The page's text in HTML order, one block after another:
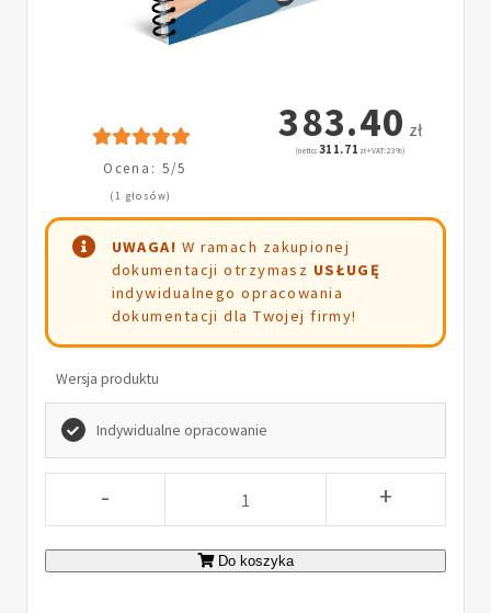
Ocena: 5/5
(1 głosów)
383.40 zł
(netto:311.71 zł + VAT: 23%)
UWAGA! W ramach zakupionej
dokumentacji otrzymasz USŁUGĘ
indywidualnego opracowania
dokumentacji dla Twojej firmy!
Wersja produktu
Indywidualne opracowanie
- +
Do koszyka